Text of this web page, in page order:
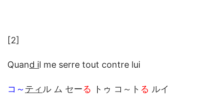
[2]
Quand il me serre tout contre lui
コ～ ティル ム セーる トゥ コ～ト る ルイ